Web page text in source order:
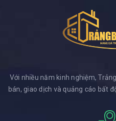
Với nhiều năm kinh nghiệm,
bán, giao dịch và quảng cáo bất